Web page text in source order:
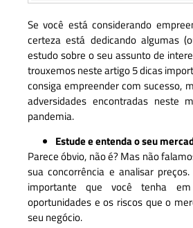
Se você está considerando
certeza está dedicando algumas
estudo sobre o seu assunto de
trouxemos neste artigo 5 dicas
consiga empreender com sucesso,
adversidades encontradas neste
pandemia.
Estude e entenda o seu
Parece óbvio, não é? Mas não
sua concorrência e analisar
importante que você tenha
oportunidades e os riscos que o
seu negócio.